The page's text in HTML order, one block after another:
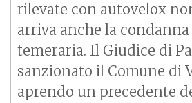
rilevate con autovelox
arriva anche la
temeraria. Il Giudice di
sanzionato il Comune di
aprendo un precedente